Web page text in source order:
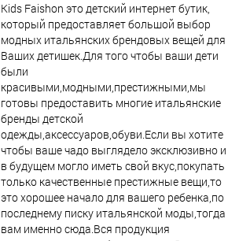
Kids Faishon это детский интернет бутик,
который предоставляет большой выбор
модных итальянских брендовых вещей для
Ваших детишек.Для того чтобы ваши дети
были
красивыми,модными,престижными,мы
готовы предоставить многие итальянские
бренды детской
одежды,аксессуаров,обуви.Если вы хотите
чтобы ваше чадо выглядело эксклюзивно и
в будущем могло иметь свой вкус,покупать
только качественные престижные вещи,то
это хорошее начало для вашего ребенка,по
последнему писку итальянской моды,тогда
вам именно сюда.Вся продукция